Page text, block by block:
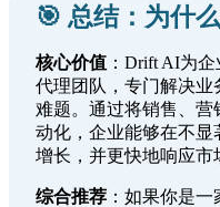
🎯 总结：为什
核心价值 ：Drift AI为
代理团队，专门解决业
难题。通过将销售、营
动化，企业能够在不
增长，并更快地响应市
综合推荐 ：如果你是